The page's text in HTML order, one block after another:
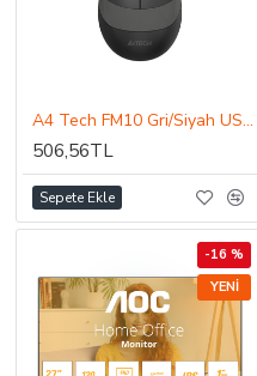
A4 Tech FM10 Gri/Siyah USB Optik 1600DPI Kablolu Mouse
506,56TL
Sepete Ekle
YENI
-16 %